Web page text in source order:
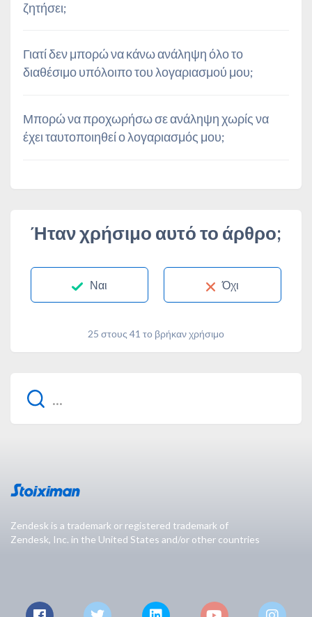
ζητήσει;
Γιατί δεν μπορώ να κάνω ανάληψη όλο το
διαθέσιμο υπόλοιπο του λογαριασμού μου;
Μπορώ να προχωρήσω σε ανάληψη χωρίς να
έχει ταυτοποιηθεί ο λογαριασμός μου;
Ήταν χρήσιμο αυτό το άρθρο;
Ναι Όχι
25 στους 41 το βρήκαν χρήσιμο
Zendesk is a trademark or registered trademark of
Zendesk, Inc. in the United States and/or other countries